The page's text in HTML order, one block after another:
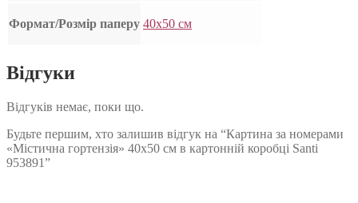
Формат/Розмір паперу 40х50 см
Відгуки
Відгуків немає, поки що.
Будьте першим, хто залишив відгук на “Картина за номерами
«Містична гортензія» 40х50 см в картонній коробці Santi
953891”